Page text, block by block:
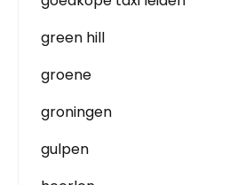
green hill
groene
groningen
gulpen